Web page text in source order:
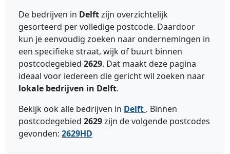
De bedrijven in Delftzijn overzichtelijk
gesorteerd per volledige postcode. Daardoor
kun je eenvoudig zoeken naar ondernemingen in
een specifieke straat, wijk of buurt binnen
postcodegebied 2629. Dat maakt deze pagina
ideaal voor iedereen die gericht wil zoeken naar
lokale bedrijven in Delft.
Bekijk ook alle bedrijven in Delft . Binnen
postcodegebied 2629zijn de volgende postcodes
gevonden: 2629HD